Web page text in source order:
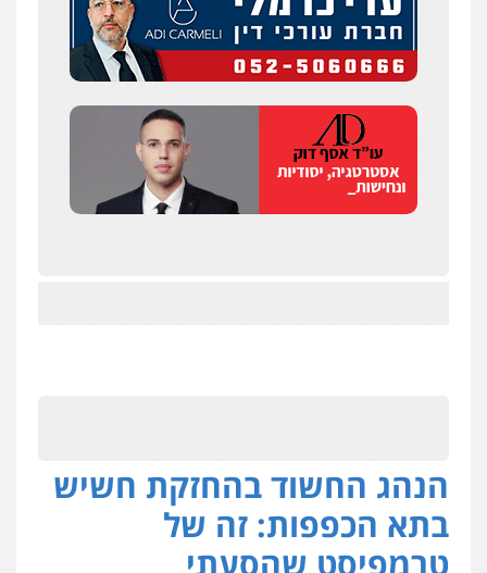
הנהג החשוד בהחזקת חשיש
בתא הכפפות: זה של
טרמפיסט שהסעתי